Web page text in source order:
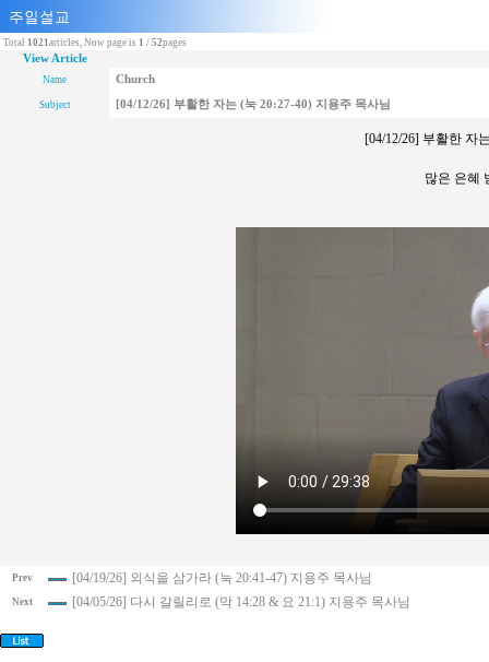
Total 1021articles, Now page is 1 / 52pages
View Article
Name Church
Subject [04/12/26] 부활한 자는 (눅 20:27-40) 지용주 목사님
[04/12/26] 부활한 자
많은 은혜
Prev [04/19/26] 외식을 삼가라 (눅 20:41-47) 지용주 목사님
Next [04/05/26] 다시 갈릴리로 (막 14:28 & 요 21:1) 지용주 목사님